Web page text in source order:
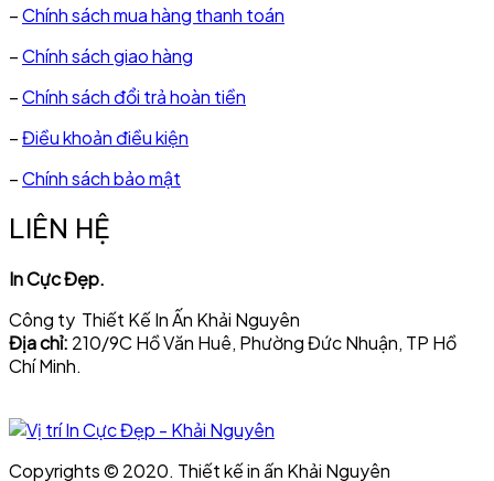
–Chính sách mua hàng thanh toán
–Chính sách giao hàng
–Chính sách đổi trả hoàn tiền
–Điều khoản điều kiện
–Chính sách bảo mật
LIÊN HỆ
In Cực Đẹp.
Công ty Thiết Kế In Ấn Khải Nguyên
Địa chỉ: 210/9C Hồ Văn Huê, Phường Đức Nhuận, TP Hồ
Chí Minh.
Copyrights © 2020. Thiết kế in ấn Khải Nguyên